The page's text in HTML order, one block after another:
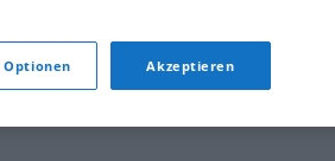
Genügsamkeit (≈ Bescheidenheit)
Optionen Akzeptieren